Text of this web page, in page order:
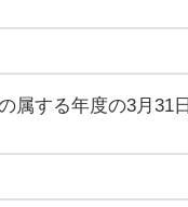
する年度の3月31日